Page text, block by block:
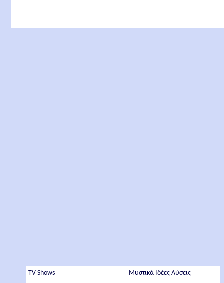
TV Shows
Μυστικά Ιδέες Λύσεις